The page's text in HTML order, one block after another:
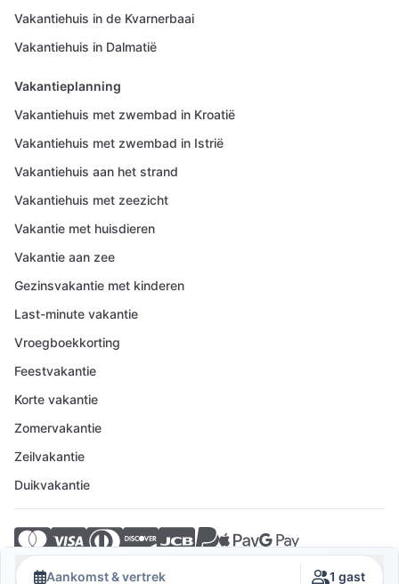
Aankomst & vertrek 1 gast
Vakantiehuis in de Kvarnerbaai
Vakantiehuis in Dalmatië
Vakantieplanning
Vakantiehuis met zwembad in Kroatië
Vakantiehuis met zwembad in Istrië
Vakantiehuis aan het strand
Vakantiehuis met zeezicht
Vakantie met huisdieren
Vakantie aan zee
Gezinsvakantie met kinderen
Last-minute vakantie
Vroegboekkorting
Feestvakantie
Korte vakantie
Zomervakantie
Zeilvakantie
Duikvakantie
© 2026 Crovillas GmbH